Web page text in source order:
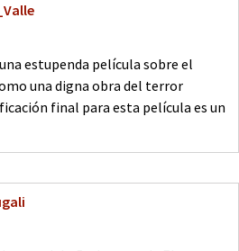
estupenda película sobre el
una digna obra del terror
final para esta película es un